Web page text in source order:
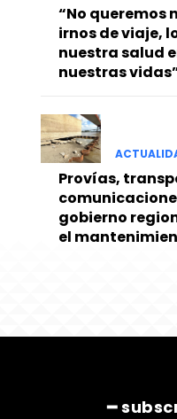
“No queremos
irnos de viaje,
nuestra salud
nuestras
Provías,
gobierno
el
━